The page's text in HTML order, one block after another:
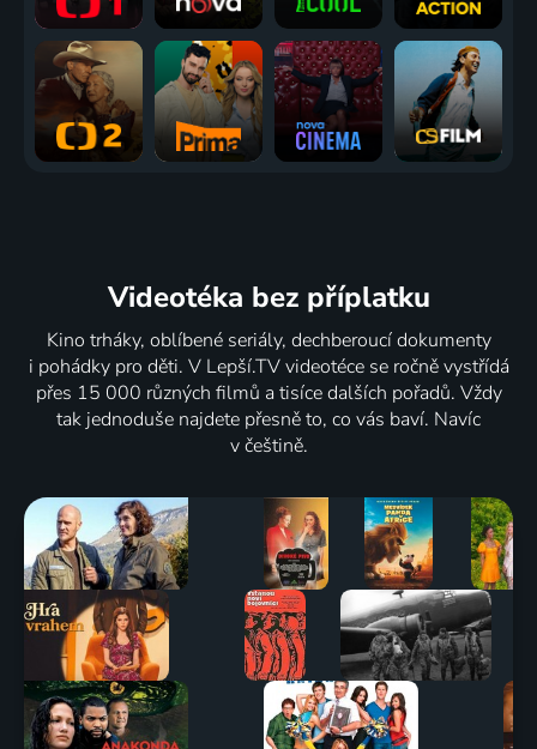
Videotéka bez příplatku
Kino trháky, oblíbené seriály, dechberoucí dokumenty
i pohádky pro děti. V Lepší.TV videotéce se ročně vystřídá
přes 15 000 různých filmů a tisíce dalších pořadů. Vždy
tak jednoduše najdete přesně to, co vás baví. Navíc
v češtině.